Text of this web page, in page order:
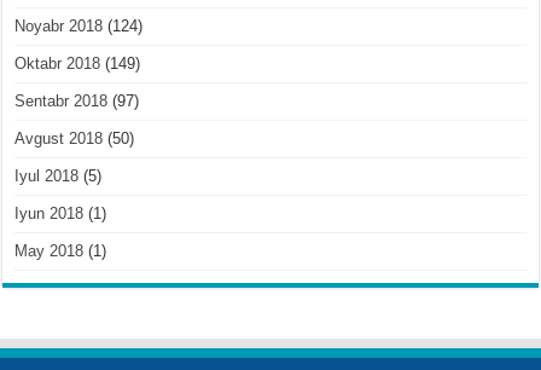
Noyabr 2018 (124)
Oktabr 2018 (149)
Sentabr 2018 (97)
Avgust 2018 (50)
Iyul 2018 (5)
Iyun 2018 (1)
May 2018 (1)